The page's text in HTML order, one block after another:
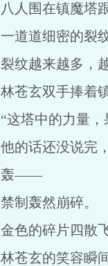
八人围在镇魔塔
一道道细密的裂
裂纹越来越多，
林苍玄双手捧着
“这塔中的力量
他的话还没说完
轰——
禁制轰然崩碎。
金色的碎片四散
林苍玄的笑容瞬